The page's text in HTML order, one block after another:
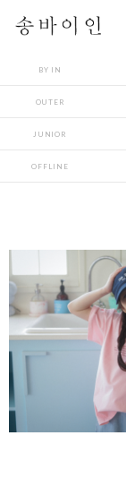
BY IN
OUTER
JUNIOR
OFFLINE